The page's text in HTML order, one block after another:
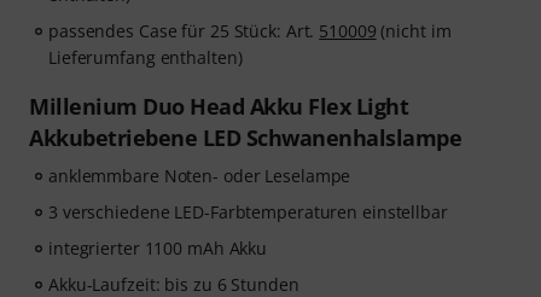
passendes Case für 25 Stück: Art. 510009 (nicht im
Lieferumfang enthalten)
Millenium Duo Head Akku Flex Light
Akkubetriebene LED Schwanenhalslampe
anklemmbare Noten- oder Leselampe
3 verschiedene LED-Farbtemperaturen einstellbar
integrierter 1100 mAh Akku
Akku-Laufzeit: bis zu 6 Stunden